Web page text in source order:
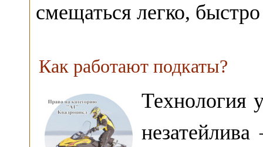
смещаться легко,
Как работают подкаты?
Технология